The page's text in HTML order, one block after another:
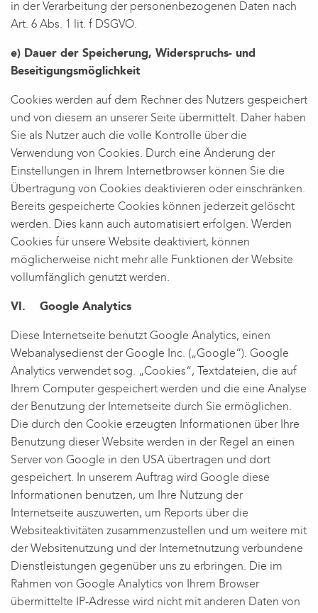
in der Verarbeitung der personenbezogenen Daten nach
Art. 6 Abs. 1 lit. f DSGVO.
e) Dauer der Speicherung, Widerspruchs- und
Beseitigungsmöglichkeit
Cookies werden auf dem Rechner des Nutzers gespeichert
und von diesem an unserer Seite übermittelt. Daher haben
Sie als Nutzer auch die volle Kontrolle über die
Verwendung von Cookies. Durch eine Änderung der
Einstellungen in Ihrem Internetbrowser können Sie die
Übertragung von Cookies deaktivieren oder einschränken.
Bereits gespeicherte Cookies können jederzeit gelöscht
werden. Dies kann auch automatisiert erfolgen. Werden
Cookies für unsere Website deaktiviert, können
möglicherweise nicht mehr alle Funktionen der Website
vollumfänglich genutzt werden.
VI. Google Analytics
Diese Internetseite benutzt Google Analytics, einen
Webanalysedienst der Google Inc. („Google“). Google
Analytics verwendet sog. „Cookies“, Textdateien, die auf
Ihrem Computer gespeichert werden und die eine Analyse
der Benutzung der Internetseite durch Sie ermöglichen.
Die durch den Cookie erzeugten Informationen über Ihre
Benutzung dieser Website werden in der Regel an einen
Server von Google in den USA übertragen und dort
gespeichert. In unserem Auftrag wird Google diese
Informationen benutzen, um Ihre Nutzung der
Internetseite auszuwerten, um Reports über die
Websiteaktivitäten zusammenzustellen und um weitere mit
der Websitenutzung und der Internetnutzung verbundene
Dienstleistungen gegenüber uns zu erbringen. Die im
Rahmen von Google Analytics von Ihrem Browser
übermittelte IP-Adresse wird nicht mit anderen Daten von